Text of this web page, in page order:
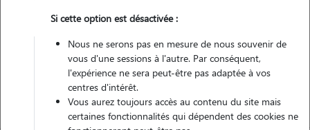
L'envoi d'une demande est sans engagement
Si cette option est désactivée :
Nous ne serons pas en mesure de nous souvenir de
vous d'une sessions à l'autre. Par conséquent,
l'expérience ne sera peut-être pas adaptée à vos
centres d'intérêt.
Vous aurez toujours accès au contenu du site mais
certaines fonctionnalités qui dépendent des cookies ne